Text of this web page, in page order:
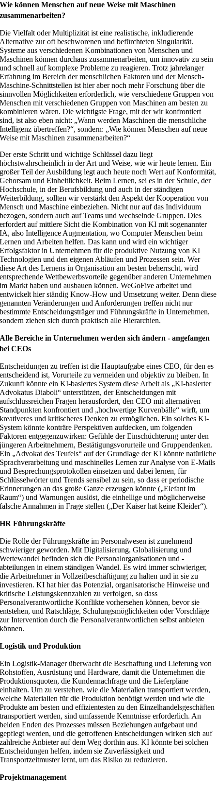
Wie können Menschen auf neue Weise mit Maschinen
zusammenarbeiten?
Die Vielfalt oder Multiplizität ist eine realistische, inkludierende
Alternative zur oft beschworenen und befürchteten Singularität.
Systeme aus verschiedenen Kombinationen von Menschen und
Maschinen können durchaus zusammenarbeiten, um innovativ zu sein
und schnell auf komplexe Probleme zu reagieren. Trotz jahrelanger
Erfahrung im Bereich der menschlichen Faktoren und der Mensch-
Maschine-Schnittstellen ist hier aber noch mehr Forschung über die
sinnvollen Möglichkeiten erforderlich, wie verschiedene Gruppen von
Menschen mit verschiedenen Gruppen von Maschinen am besten zu
kombinieren wären. Die wichtigste Frage, mit der wir konfrontiert
sind, ist also eben nicht: „Wann werden Maschinen die menschliche
Intelligenz übertreffen?“, sondern: „Wie können Menschen auf neue
Weise mit Maschinen zusammenarbeiten?“
Der erste Schritt und wichtige Schlüssel dazu liegt
höchstwahrscheinlich in der Art und Weise, wie wir heute lernen. Ein
großer Teil der Ausbildung legt auch heute noch Wert auf Konformität,
Gehorsam und Einheitlichkeit. Beim Lernen, sei es in der Schule, der
Hochschule, in der Berufsbildung und auch in der ständigen
Weiterbildung, sollten wir verstärkt den Aspekt der Kooperation von
Mensch und Maschine einbeziehen. Nicht nur auf das Individuum
bezogen, sondern auch auf Teams und wechselnde Gruppen. Dies
erfordert auf mittlere Sicht die Kombination von KI mit sogenannter
IA, also Intelligence Augmentation, wo Computer Menschen beim
Lernen und Arbeiten helfen. Das kann und wird ein wichtiger
Erfolgsfaktor in Unternehmen für die produktive Nutzung von KI
Technologien und den eigenen Abläufen und Prozessen sein. Wer
diese Art des Lernens in Organisation am besten beherrscht, wird
entsprechende Wettbewerbsvorteile gegenüber anderen Unternehmen
im Markt haben und ausbauen können. WeGoFive arbeitet und
entwickelt hier ständig Know-How und Umsetzung weiter. Denn diese
genannten Veränderungen und Anforderungen treffen nicht nur
bestimmte Entscheidungsträger und Führungskräfte in Unternehmen,
sondern ziehen sich durch praktisch alle Hierarchien.
Alle Bereiche in Unternehmen werden sich ändern - angefangen
bei CEOs
Entscheidungen zu treffen ist die Hauptaufgabe eines CEO, für den es
entscheidend ist, Vorurteile zu vermeiden und objektiv zu bleiben. In
Zukunft könnte ein KI-basiertes System diese Arbeit als „KI-basierter
Advokatus Diaboli“ unterstützen, der Entscheidungen mit
aufschlussreichen Fragen herausfordert, den CEO mit alternativen
Standpunkten konfrontiert und „hochwertige Kurvenbälle“ wirft, um
kreativeres und kritischeres Denken zu ermöglichen. Ein solches KI-
System könnte konträre Perspektiven aufdecken, um folgenden
Faktoren entgegenzuwirken: Gefühle der Einschüchterung unter den
jüngeren Arbeitnehmern, Bestätigungsvorurteile und Gruppendenken.
Ein „Advokat des Teufels“ auf der Grundlage der KI könnte natürliche
Sprachverarbeitung und maschinelles Lernen zur Analyse von E-Mails
und Besprechungsprotokollen einsetzen und dabei lernen, für
Schlüsselwörter und Trends sensibel zu sein, so dass er periodische
Erinnerungen an das große Ganze erzeugen könnte („Elefant im
Raum“) und Warnungen auslöst, die einhellige und möglicherweise
falsche Annahmen in Frage stellen („Der Kaiser hat keine Kleider“).
HR Führungskräfte
Die Rolle der Führungskräfte im Personalwesen ist zunehmend
schwieriger geworden. Mit Digitalisierung, Globalisierung und
Wertewandel befinden sich die Personalorganisationen und -
abteilungen in einem ständigen Wandel. Es wird immer schwieriger,
die Arbeitnehmer in Vollzeitbeschäftigung zu halten und in sie zu
investieren. KI hat hier das Potenzial, organisatorische Hinweise und
kritische Leistungskennzahlen zu verfolgen, so dass
Personalverantwortliche Konflikte vorhersehen können, bevor sie
entstehen, und Ratschläge, Schulungsmöglichkeiten oder Vorschläge
zur Intervention durch die Personalverantwortlichen selbst anbieten
können.
Logistik und Produktion
Ein Logistik-Manager überwacht die Beschaffung und Lieferung von
Rohstoffen, Ausrüstung und Hardware, damit die Unternehmen die
Produktionsquoten, die Kundennachfrage und die Lieferpläne
einhalten. Um zu verstehen, wie die Materialien transportiert werden,
welche Materialien für die Produktion benötigt werden und wie die
Produkte am besten und effizientesten zu den Einzelhandelsgeschäften
transportiert werden, sind umfassende Kenntnisse erforderlich. An
beiden Enden des Prozesses müssen Beziehungen aufgebaut und
gepflegt werden, und die getroffenen Entscheidungen wirken sich auf
zahlreiche Anbieter auf dem Weg dorthin aus. KI könnte bei solchen
Entscheidungen helfen, indem sie Zuverlässigkeit und
Transportzeitmuster lernt, um das Risiko zu reduzieren.
Projektmanagement